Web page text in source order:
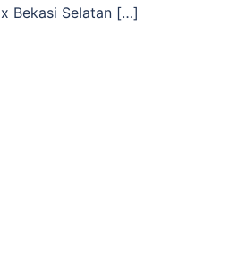
Bekasi Selatan […]